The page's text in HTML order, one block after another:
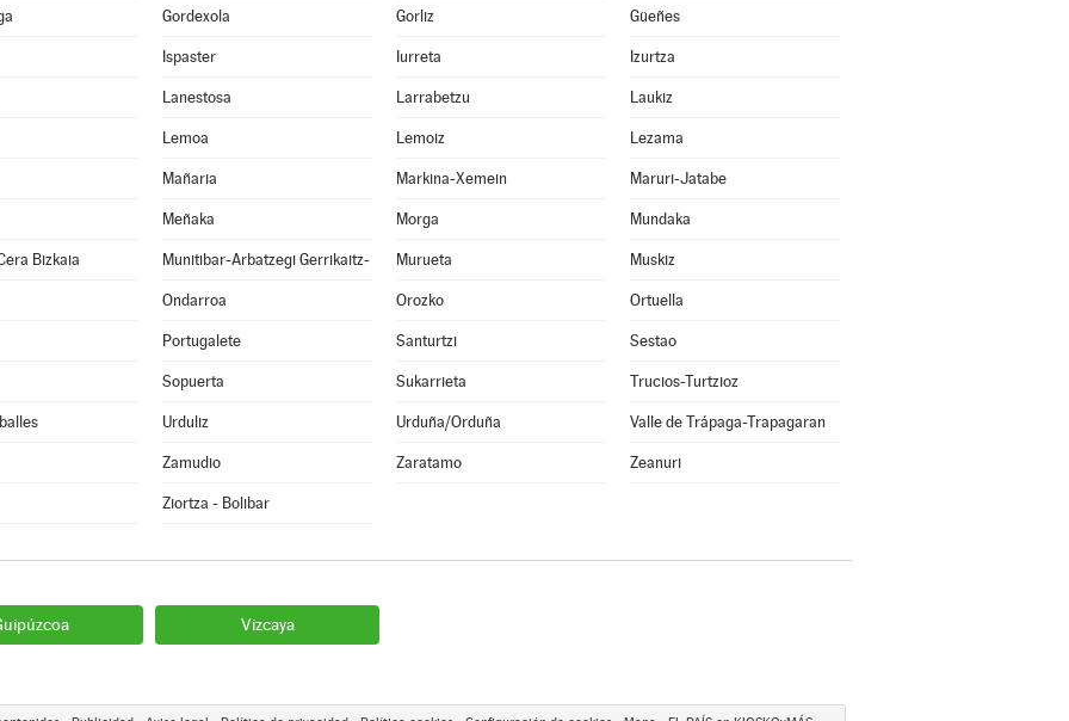
Gordexola Gorliz Güeñes
Ispaster Iurreta Izurtza
Lanestosa Larrabetzu Laukiz
Lemoa Lemoiz Lezama
Mañaria Markina-Xemein Maruri-Jatabe
Meñaka Morga Mundaka
Bizkaia Munitibar-Arbatzegi Gerrikaitz- Murueta Muskiz
Ondarroa Orozko Ortuella
Portugalete Santurtzi Sestao
Sopuerta Sukarrieta Trucios-Turtzioz
Urduliz Urduña/Orduña Valle de Trápaga-Trapagaran
Zamudio Zaratamo Zeanuri
Ziortza - Bolibar
Vizcaya